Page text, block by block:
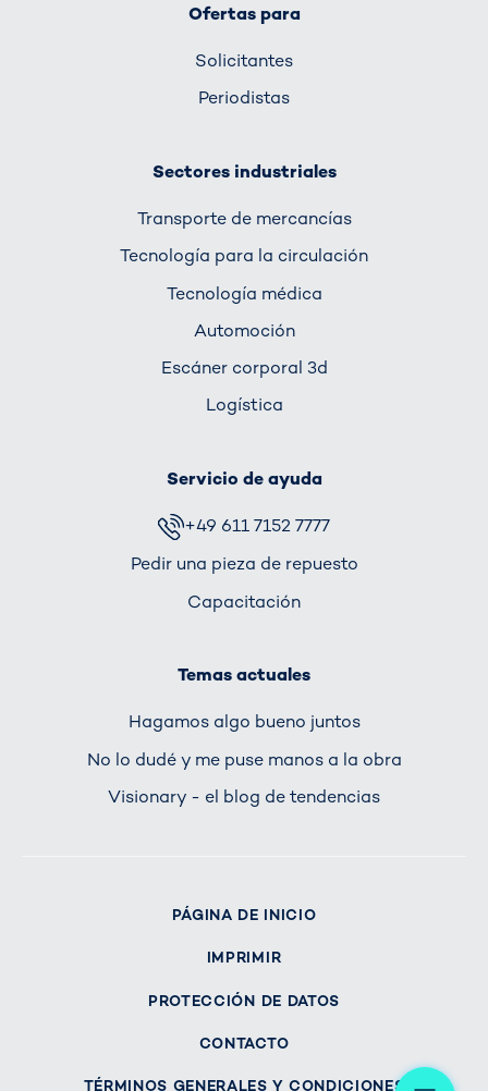
Ofertas para
Solicitantes
Periodistas
Sectores industriales
Transporte de mercancías
Tecnología para la circulación
Tecnología médica
Automoción
Escáner corporal 3d
Logística
Servicio de ayuda
+49 611 7152 7777
Pedir una pieza de repuesto
Capacitación
Temas actuales
Hagamos algo bueno juntos
No lo dudé y me puse manos a la obra
Visionary - el blog de tendencias
PÁGINA DE INICIO
IMPRIMIR
PROTECCIÓN DE DATOS
CONTACTO
TÉRMINOS GENERALES Y CONDICIONES